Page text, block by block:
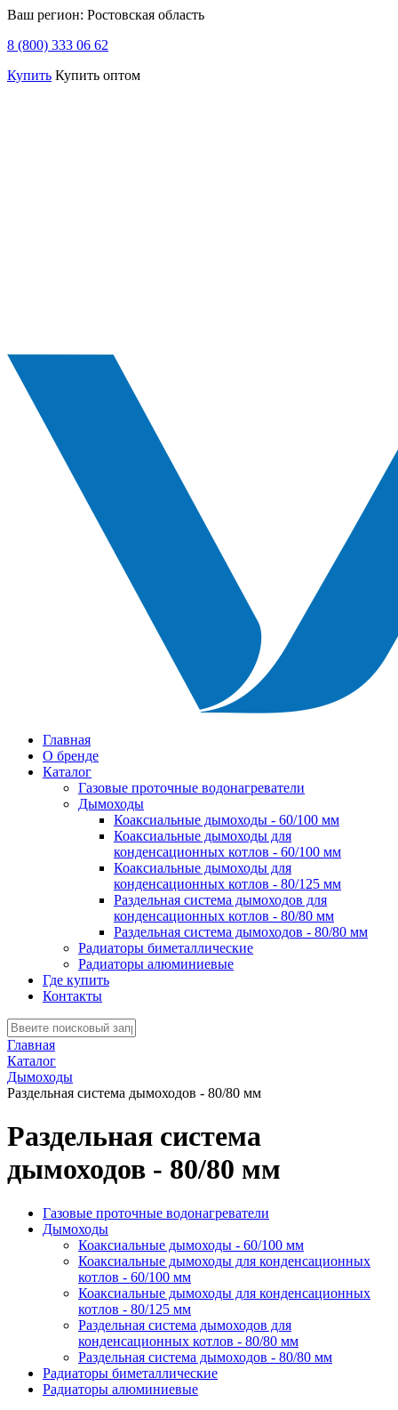
Ваш регион: Ростовская область
8 (800) 333 06 62
Купить Купить оптом
Главная
О бренде
Каталог
Газовые проточные водонагреватели
Дымоходы
Коаксиальные дымоходы - 60/100 мм
Коаксиальные дымоходы для
конденсационных котлов - 60/100 мм
Коаксиальные дымоходы для
конденсационных котлов - 80/125 мм
Раздельная система дымоходов для
конденсационных котлов - 80/80 мм
Раздельная система дымоходов - 80/80 мм
Радиаторы биметаллические
Радиаторы алюминиевые
Где купить
Контакты
Главная
Каталог
Дымоходы
Раздельная система дымоходов - 80/80 мм
Раздельная система
дымоходов - 80/80 мм
Газовые проточные водонагреватели
Дымоходы
Коаксиальные дымоходы - 60/100 мм
Коаксиальные дымоходы для конденсационных
котлов - 60/100 мм
Коаксиальные дымоходы для конденсационных
котлов - 80/125 мм
Раздельная система дымоходов для
конденсационных котлов - 80/80 мм
Раздельная система дымоходов - 80/80 мм
Радиаторы биметаллические
Радиаторы алюминиевые